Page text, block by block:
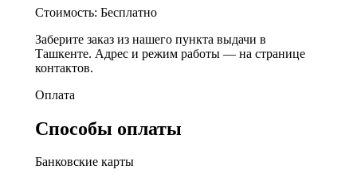
Стоимость: Бесплатно
Заберите заказ из нашего пункта выдачи в
Ташкенте. Адрес и режим работы — на странице
контактов.
Оплата
Способы оплаты
Банковские карты